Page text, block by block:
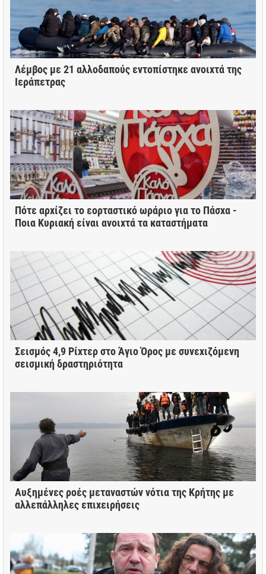
Λέμβος με 21 αλλοδαπούς εντοπίστηκε ανοιχτά της
Ιεράπετρας
Πότε αρχίζει το εορταστικό ωράριο για το Πάσχα -
Ποια Κυριακή είναι ανοιχτά τα καταστήματα
Σεισμός 4,9 Ρίχτερ στο Άγιο Όρος με συνεχιζόμενη
σεισμική δραστηριότητα
Αυξημένες ροές μεταναστών νότια της Κρήτης με
αλλεπάλληλες επιχειρήσεις